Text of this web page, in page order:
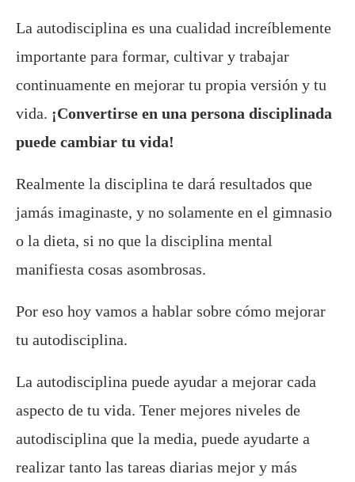
La autodisciplina es una cualidad increíblemente
importante para formar, cultivar y trabajar
continuamente en mejorar tu propia versión y tu
vida. ¡Convertirse en una persona disciplinada
puede cambiar tu vida!
Realmente la disciplina te dará resultados que
jamás imaginaste, y no solamente en el gimnasio
o la dieta, si no que la disciplina mental
manifiesta cosas asombrosas.
Por eso hoy vamos a hablar sobre cómo mejorar
tu autodisciplina.
La autodisciplina puede ayudar a mejorar cada
aspecto de tu vida. Tener mejores niveles de
autodisciplina que la media, puede ayudarte a
realizar tanto las tareas diarias mejor y más